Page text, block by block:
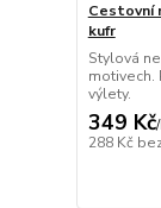
Cestovní
kufr
Stylová
motivech.
výlety.
349 Kč/
288 Kč